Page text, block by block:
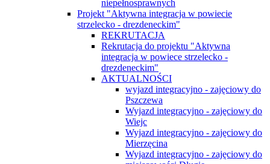
niepełnosprawnych
Projekt "Aktywna integracja w powiecie
strzelecko - drezdeneckim"
REKRUTACJA
Rekrutacja do projektu "Aktywna
integracja w powiece strzelecko -
drezdeneckim"
AKTUALNOŚCI
wyjazd integracyjno - zajęciowy do
Pszczewa
Wyjazd integracyjno - zajęciowy do
Wiejc
Wyjazd integracyjno - zajęciowy do
Mierzęcina
Wyjazd integracyjno - zajęciowy do